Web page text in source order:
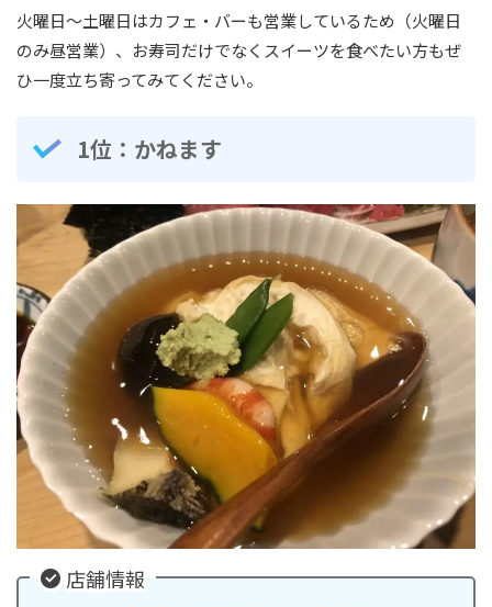
火曜日〜土曜日はカフェ・バーも営業しているため（火曜日
のみ昼営業）、お寿司だけでなくスイーツを食べたい方もぜ
ひ一度立ち寄ってみてください。
1位：かねます
店舗情報